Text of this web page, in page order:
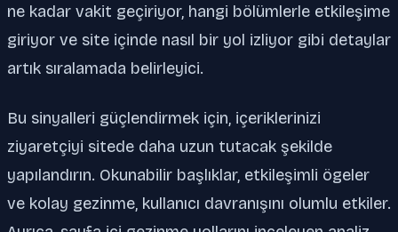
ne kadar vakit geçiriyor, hangi bölümlerle etkileşime
giriyor ve site içinde nasıl bir yol izliyor gibi detaylar
artık sıralamada belirleyici.
Bu sinyalleri güçlendirmek için, içeriklerinizi
ziyaretçiyi sitede daha uzun tutacak şekilde
yapılandırın. Okunabilir başlıklar, etkileşimli ögeler
ve kolay gezinme, kullanıcı davranışını olumlu etkiler.